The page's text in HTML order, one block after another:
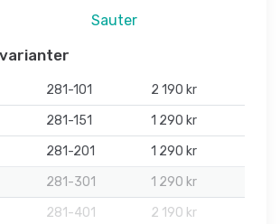
Sauter
281-101
2 190 kr
281-151
1 290 kr
281-201
1 290 kr
281-301
1 290 kr
281-401 2 190 kr